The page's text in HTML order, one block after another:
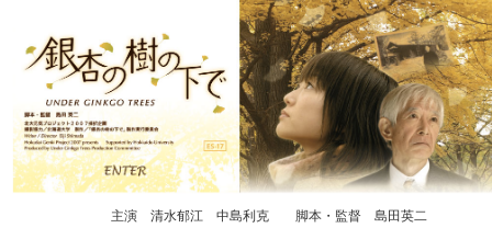
主演 清水郁江 中島利克 脚本・監督 島田英二